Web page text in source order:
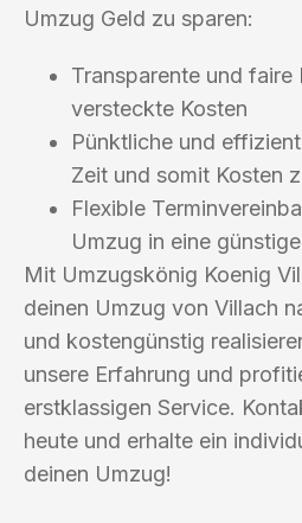
Umzug Geld zu sparen:
Transparente und faire
versteckte Kosten
Pünktliche und
Zeit und somit Kosten
Flexible
Umzug in eine
Mit Umzugskönig Koenig
deinen Umzug von Villach
und kostengünstig
unsere Erfahrung und
erstklassigen Service.
heute und erhalte ein
deinen Umzug!